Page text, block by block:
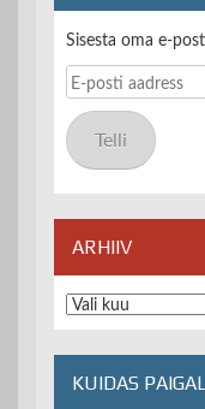
Sisesta oma e-
E-
posti
aadress
Telli
ARHIIV
Arhiiv
KUIDAS